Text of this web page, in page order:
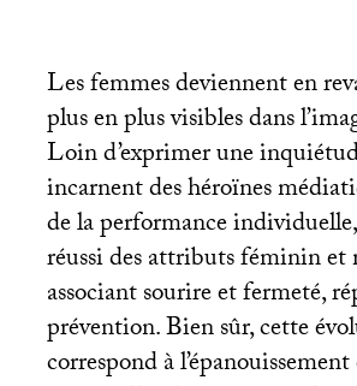
Les femmes deviennent en
plus en plus visibles dans
Loin d’exprimer une
incarnent des héroïnes
de la performance
réussi des attributs féminin et
associant sourire et fermeté,
prévention. Bien sûr, cette
correspond à